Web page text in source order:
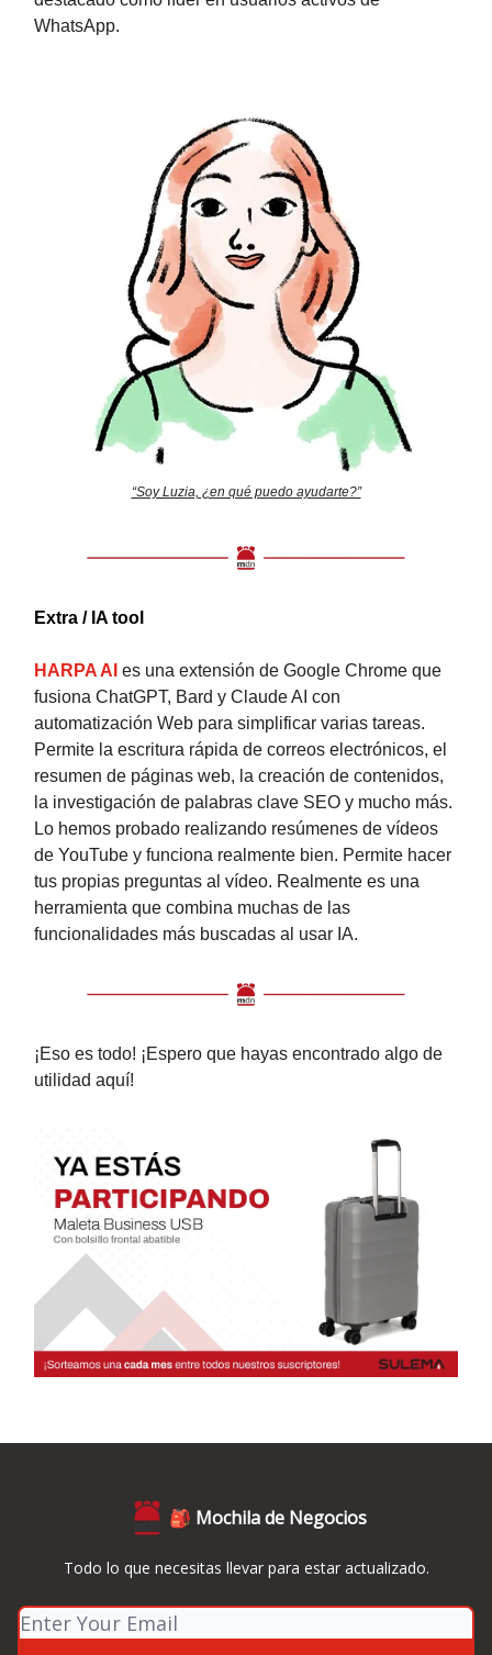
WhatsApp.
“Soy Luzia, ¿en qué puedo ayudarte?”
Extra / IA tool
HARPA AI es una extensión de Google Chrome que
fusiona ChatGPT, Bard y Claude AI con
automatización Web para simplificar varias tareas.
Permite la escritura rápida de correos electrónicos, el
resumen de páginas web, la creación de contenidos,
la investigación de palabras clave SEO y mucho más.
Lo hemos probado realizando resúmenes de vídeos
de YouTube y funciona realmente bien. Permite hacer
tus propias preguntas al vídeo. Realmente es una
herramienta que combina muchas de las
funcionalidades más buscadas al usar IA.
¡Eso es todo! ¡Espero que hayas encontrado algo de
utilidad aquí!
🎒 Mochila de Negocios
Todo lo que necesitas llevar para estar actualizado.